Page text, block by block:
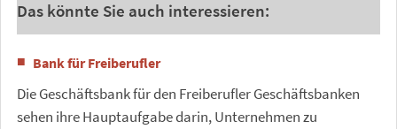
Das könnte Sie auch interessieren:
Bank für Freiberufler
Die Geschäftsbank für den Freiberufler Geschäftsbanken
sehen ihre Hauptaufgabe darin, Unternehmen zu